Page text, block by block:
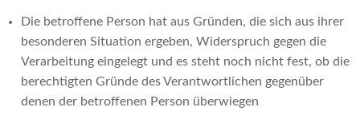
Die betroffene Person hat aus Gründen, die sich aus ihrer
besonderen Situation ergeben, Widerspruch gegen die
Verarbeitung eingelegt und es steht noch nicht fest, ob die
berechtigten Gründe des Verantwortlichen gegenüber
denen der betroffenen Person überwiegen